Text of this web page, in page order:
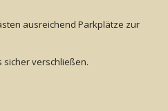
ausreichend Parkplätze zur
sicher verschließen.